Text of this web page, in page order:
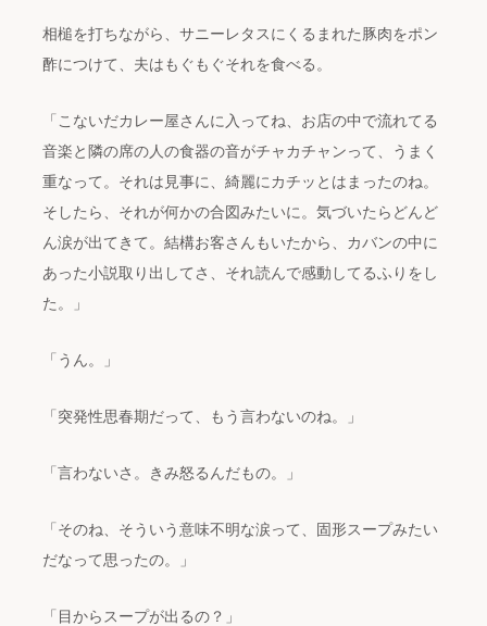
相槌を打ちながら、サニーレタスにくるまれた豚肉をポン
酢につけて、夫はもぐもぐそれを食べる。
「こないだカレー屋さんに入ってね、お店の中で流れてる
音楽と隣の席の人の食器の音がチャカチャンって、うまく
重なって。それは見事に、綺麗にカチッとはまったのね。
そしたら、それが何かの合図みたいに。気づいたらどんど
ん涙が出てきて。結構お客さんもいたから、カバンの中に
あった小説取り出してさ、それ読んで感動してるふりをし
た。」
「うん。」
「突発性思春期だって、もう言わないのね。」
「言わないさ。きみ怒るんだもの。」
「そのね、そういう意味不明な涙って、固形スープみたい
だなって思ったの。」
「目からスープが出るの？」